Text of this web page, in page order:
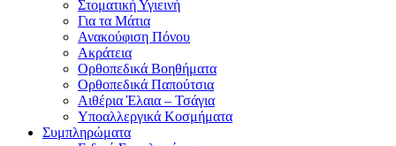
Στοματική Υγιεινή
Για τα Μάτια
Ανακούφιση Πόνου
Ακράτεια
Ορθοπεδικά Βοηθήματα
Ορθοπεδικά Παπούτσια
Αιθέρια Έλαια – Τσάγια
Υποαλλεργικά Κοσμήματα
Συμπληρώματα